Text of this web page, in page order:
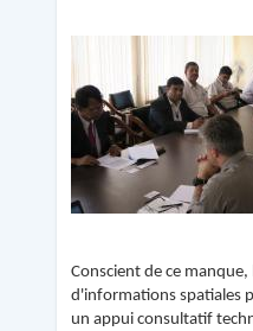
Conscient de ce
d'informations spatiales
un appui consultatif